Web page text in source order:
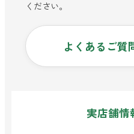
ください。
よくあるご質
実店舗情